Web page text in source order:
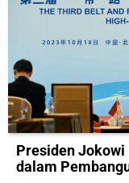
Presiden Jokowi
dalam